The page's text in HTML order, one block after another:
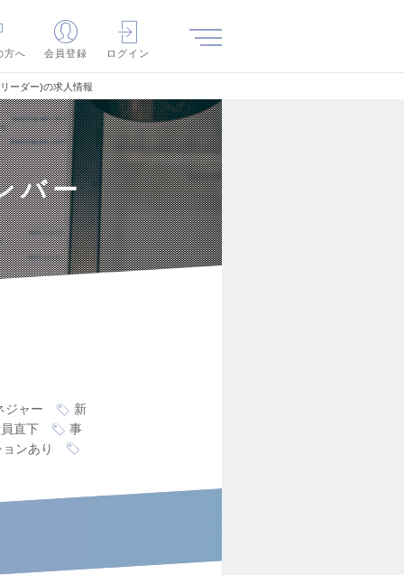
方へ 会員登録 ログイン
ーダー)の求人情報
バー
ジャー
新
直下
事
ンあり